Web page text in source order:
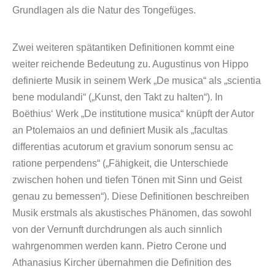
Grundlagen als die Natur des Tongefüges.
Zwei weiteren spätantiken Definitionen kommt eine
weiter reichende Bedeutung zu. Augustinus von Hippo
definierte Musik in seinem Werk „De musica“ als „scientia
bene modulandi“ („Kunst, den Takt zu halten“). In
Boëthius‘ Werk „De institutione musica“ knüpft der Autor
an Ptolemaios an und definiert Musik als „facultas
differentias acutorum et gravium sonorum sensu ac
ratione perpendens“ („Fähigkeit, die Unterschiede
zwischen hohen und tiefen Tönen mit Sinn und Geist
genau zu bemessen“). Diese Definitionen beschreiben
Musik erstmals als akustisches Phänomen, das sowohl
von der Vernunft durchdrungen als auch sinnlich
wahrgenommen werden kann. Pietro Cerone und
Athanasius Kircher übernahmen die Definition des